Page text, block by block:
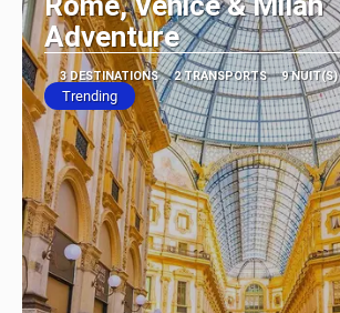
Adventure
3 DESTINATIONS 2 TRANSPORTS 9 NUIT(S)
Trending